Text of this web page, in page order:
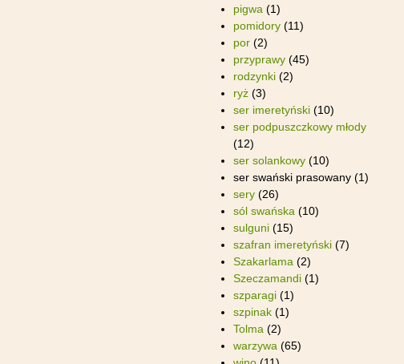
pigwa (1)
pomidory (11)
por (2)
przyprawy (45)
rodzynki (2)
ryż (3)
ser imeretyński (10)
ser podpuszczkowy młody
(12)
ser solankowy (10)
ser swański prasowany (1)
sery (26)
sól swańska (10)
sulguni (15)
szafran imeretyński (7)
Szakarlama (2)
Szeczamandi (1)
szparagi (1)
szpinak (1)
Tolma (2)
warzywa (65)